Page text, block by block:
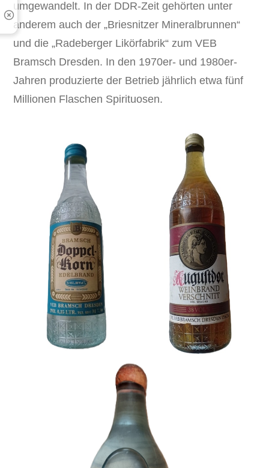
umgewandelt. In der DDR-Zeit gehörten unter
anderem auch der „Briesnitzer Mineralbrunnen“
und die „Radeberger Likörfabrik“ zum VEB
Bramsch Dresden. In den 1970er- und 1980er-
Jahren produzierte der Betrieb jährlich etwa fünf
Millionen Flaschen Spirituosen.